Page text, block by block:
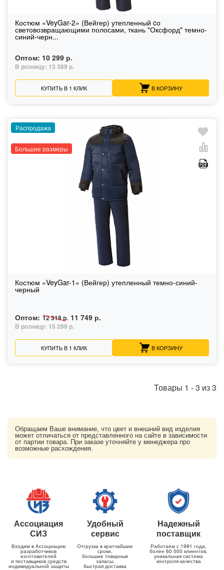
Костюм «VeyGar-2» (Вейгер) утепленный cо
световозвращающими полосами, ткань "Оксфорд" темно-
синий-черн...
Оптом: 10 299 р.
В розницу: 13 389 р.
КУПИТЬ В 1 КЛИК В КОРЗИНУ
Распродажа
Большие размеры
Костюм «VeyGar-1» (Вейгер) утепленный темно-синий-
черный
Оптом: 12 318 р. 11 749 р.
В розницу: 15 299 р.
КУПИТЬ В 1 КЛИК В КОРЗИНУ
Товары 1 -3 из3
Обращаем Ваше внимание, что цвет и внешний вид изделия
может отличаться от представленного на сайте в зависимости
от партии товара. При заказе уточняйте у менеджера про
возможные расхождения.
Ассоциация
СИЗ
Входим в Ассоциацию
разработчиков
изготовителей
и поставщиков средств
индивидуальной защиты
Удобный
сервис
Отгрузка в кратчайшие
сроки,
большие товарные
запасы,
быстрая доставка
Надежный
поставщик
Работаем с 1991 года,
более 60 000 клиентов,
уникальная система
контроля качества